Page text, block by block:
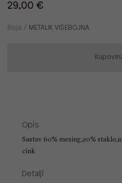
29,00 €
Boja / METALIK VIŠEBOJNA
Opis
Sastav 60% mesing,20%
cink
Detalji